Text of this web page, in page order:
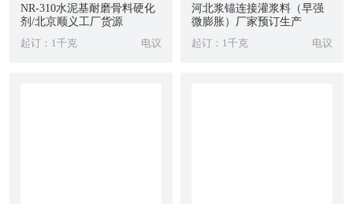
NR-310水泥基耐磨骨料硬化
剂/北京顺义工厂货源
起订：1千克 电议
河北浆锚连接灌浆料（早强
微膨胀）厂家预订生产
起订：1千克 电议